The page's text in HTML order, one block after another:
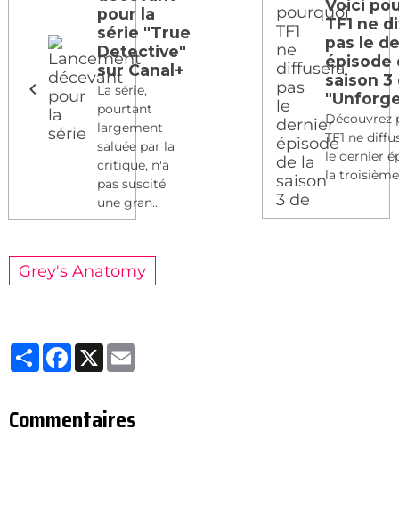
pour la
série "True
Detective"
sur Canal+
La série,
pourtant
largement
saluée par la
critique, n'a
pas suscité
une gran...
Voici
TF1 ne
pas le
épisode
saison 3
Découvrez
TF1 ne
le dernier
la troisième
Grey's Anatomy
Partager
Facebook
X
Commentaires